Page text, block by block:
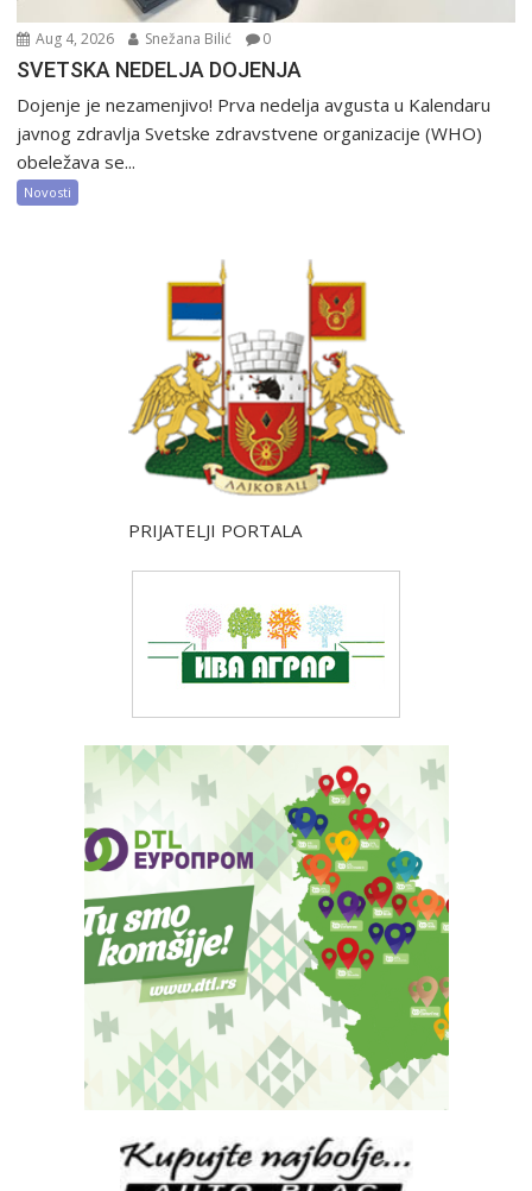
Aug 4, 2026 Snežana Bilić 0
SVETSKA NEDELJA DOJENJA
Dojenje je nezamenjivo! Prva nedelja avgusta u Kalendaru
javnog zdravlja Svetske zdravstvene organizacije (WHO)
obeležava se...
Novosti
PRIJATELJI PORTALA